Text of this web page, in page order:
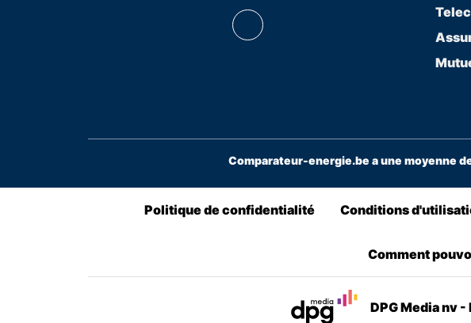
Comparateur-energie.be a une moyenne
Politique de confidentialité Conditions
Comment
DPG Media nv